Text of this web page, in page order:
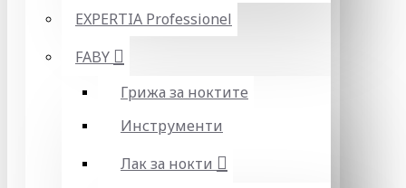
EXPERTIA Professionel
FABY
Грижа за ноктите
Инструменти
Лак за нокти